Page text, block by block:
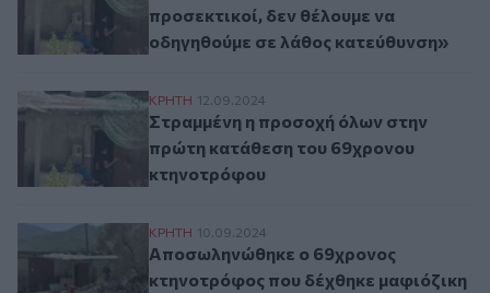
προσεκτικοί, δεν θέλουμε να
οδηγηθούμε σε λάθος κατεύθυνση»
Στραμμένη η προσοχή όλων στην πρώτη
ΚΡΗΤΗ 12.09.2024
Στραμμένη η προσοχή όλων στην
πρώτη κατάθεση του 69χρονου
κτηνοτρόφου
Αποσωληνώθηκε ο 69χρονος
ΚΡΗΤΗ 10.09.2024
Αποσωληνώθηκε ο 69χρονος
κτηνοτρόφος που δέχθηκε μαφιόζικη